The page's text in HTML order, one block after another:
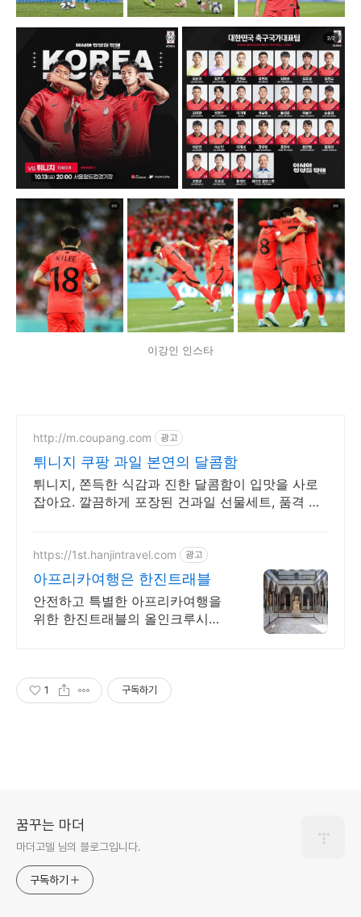
이강인 인스타
http://m.coupang.com 광고
튀니지 쿠팡 과일 본연의 달콤함
튀니지, 쫀득한 식감과 진한 달콤함이 입맛을 사로
잡아요. 깔끔하게 포장된 건과일 선물세트, 품격 있
https://1st.hanjintravel.com 광고
아프리카여행은 한진트래블
안전하고 특별한 아프리카여행을
위한 한진트래블의 올인크루시브
1 구독하기
꿈꾸는 마더
마더고델 님의 블로그입니다.
구독하기